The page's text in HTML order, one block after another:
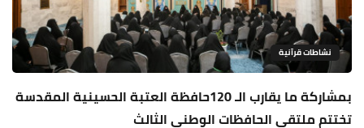
نشاطات قرآنية
بمشاركة ما يقارب الـ 120حافظة العتبة الحسينية المقدسة
تختتم ملتقى الحافظات الوطني الثالث